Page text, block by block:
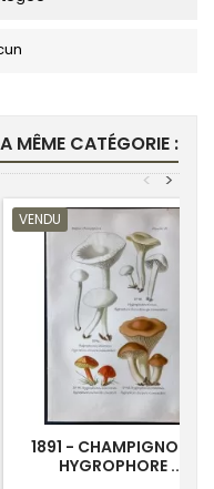
MÊME CATÉGORIE :
>
<
VENDU
1891 - CHAMPIGNONS -
HYGROPHORE ...